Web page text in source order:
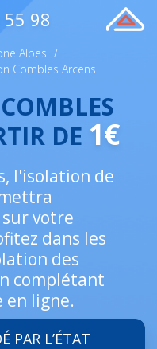
98
Alpes /
Combles Arcens
DE 1€
l'isolation de
sur votre
dans les
des
complétant
ligne.
PAR L’ÉTAT